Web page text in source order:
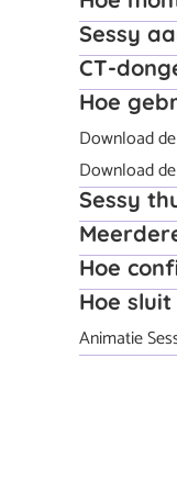
Sessy
CT-
Hoe
Download
Download
Sessy
Hoe
Hoe
Animatie